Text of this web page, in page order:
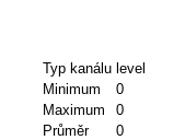
Typ kanálu level
Minimum
0
Maximum
0
Průměr
0